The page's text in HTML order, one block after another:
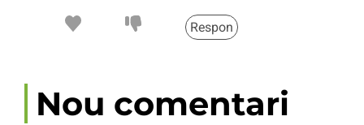
Respon
Nou comentari